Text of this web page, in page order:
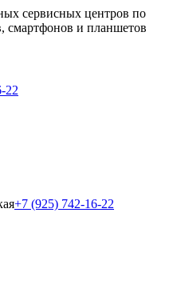
сервисных центров по
смартфонов и планшетов
22
+7 (925) 742-16-22